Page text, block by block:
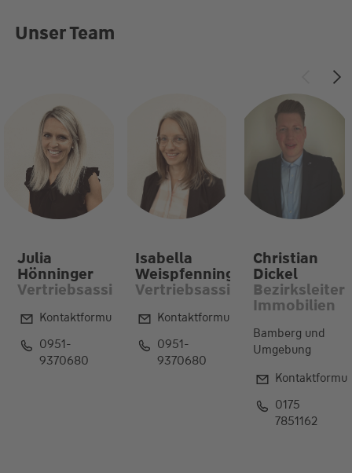
Unser Team
Julia
Hönninger
Vertriebsassistentin
Kontaktformular
0951-
9370680
Isabella
Weispfenning
Vertriebsassistentin
Kontaktformular
0951-
9370680
Christian
Dickel
Bezirksleiter
Immobilien
Bamberg und
Umgebung
0175
7851162